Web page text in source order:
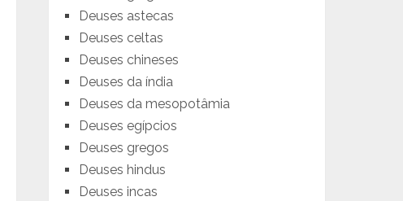
Deuses astecas
Deuses celtas
Deuses chineses
Deuses da índia
Deuses da mesopotâmia
Deuses egípcios
Deuses gregos
Deuses hindus
Deuses incas